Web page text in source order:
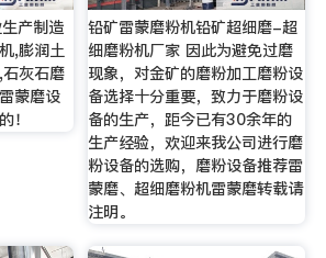
产制造
,膨润土
灰石磨
蒙磨设
！
铅矿雷蒙磨粉机铅矿超细磨-超
细磨粉机厂家 因此为避免过磨
现象，对金矿的磨粉加工磨粉设
备选择十分重要，致力于磨粉设
备的生产，距今已有30余年的
生产经验，欢迎来我公司进行磨
粉设备的选购，磨粉设备推荐雷
蒙磨、超细磨粉机雷蒙磨转载请
注明。